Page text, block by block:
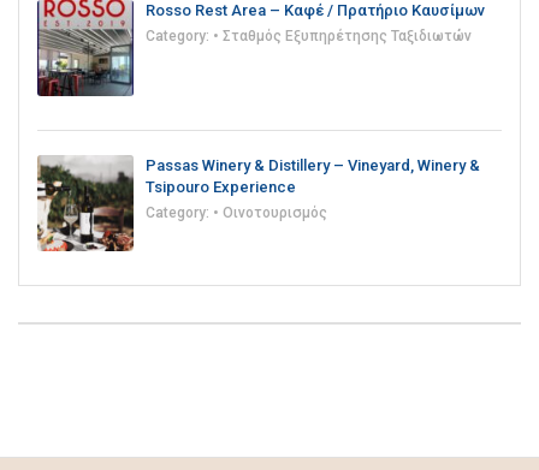
Rosso Rest Area – Καφέ / Πρατήριο Καυσίμων
Category: • Σταθμός Εξυπηρέτησης Ταξιδιωτών
Passas Winery & Distillery – Vineyard, Winery &
Tsipouro Experience
Category: • Οινοτουρισμός